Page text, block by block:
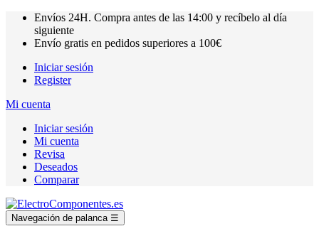
Envíos 24H. Compra antes de las 14:00 y recíbelo al día
siguiente
Envío gratis en pedidos superiores a 100€
Iniciar sesión
Register
Mi cuenta
Iniciar sesión
Mi cuenta
Revisa
Deseados
Comparar
Navegación de palanca ☰